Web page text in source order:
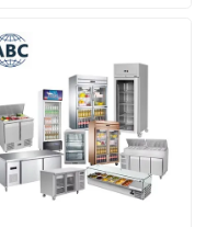
di pulizia